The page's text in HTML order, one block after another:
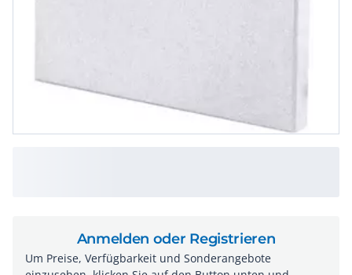
Anmelden oder Registrieren
Um Preise, Verfügbarkeit und Sonderangebote